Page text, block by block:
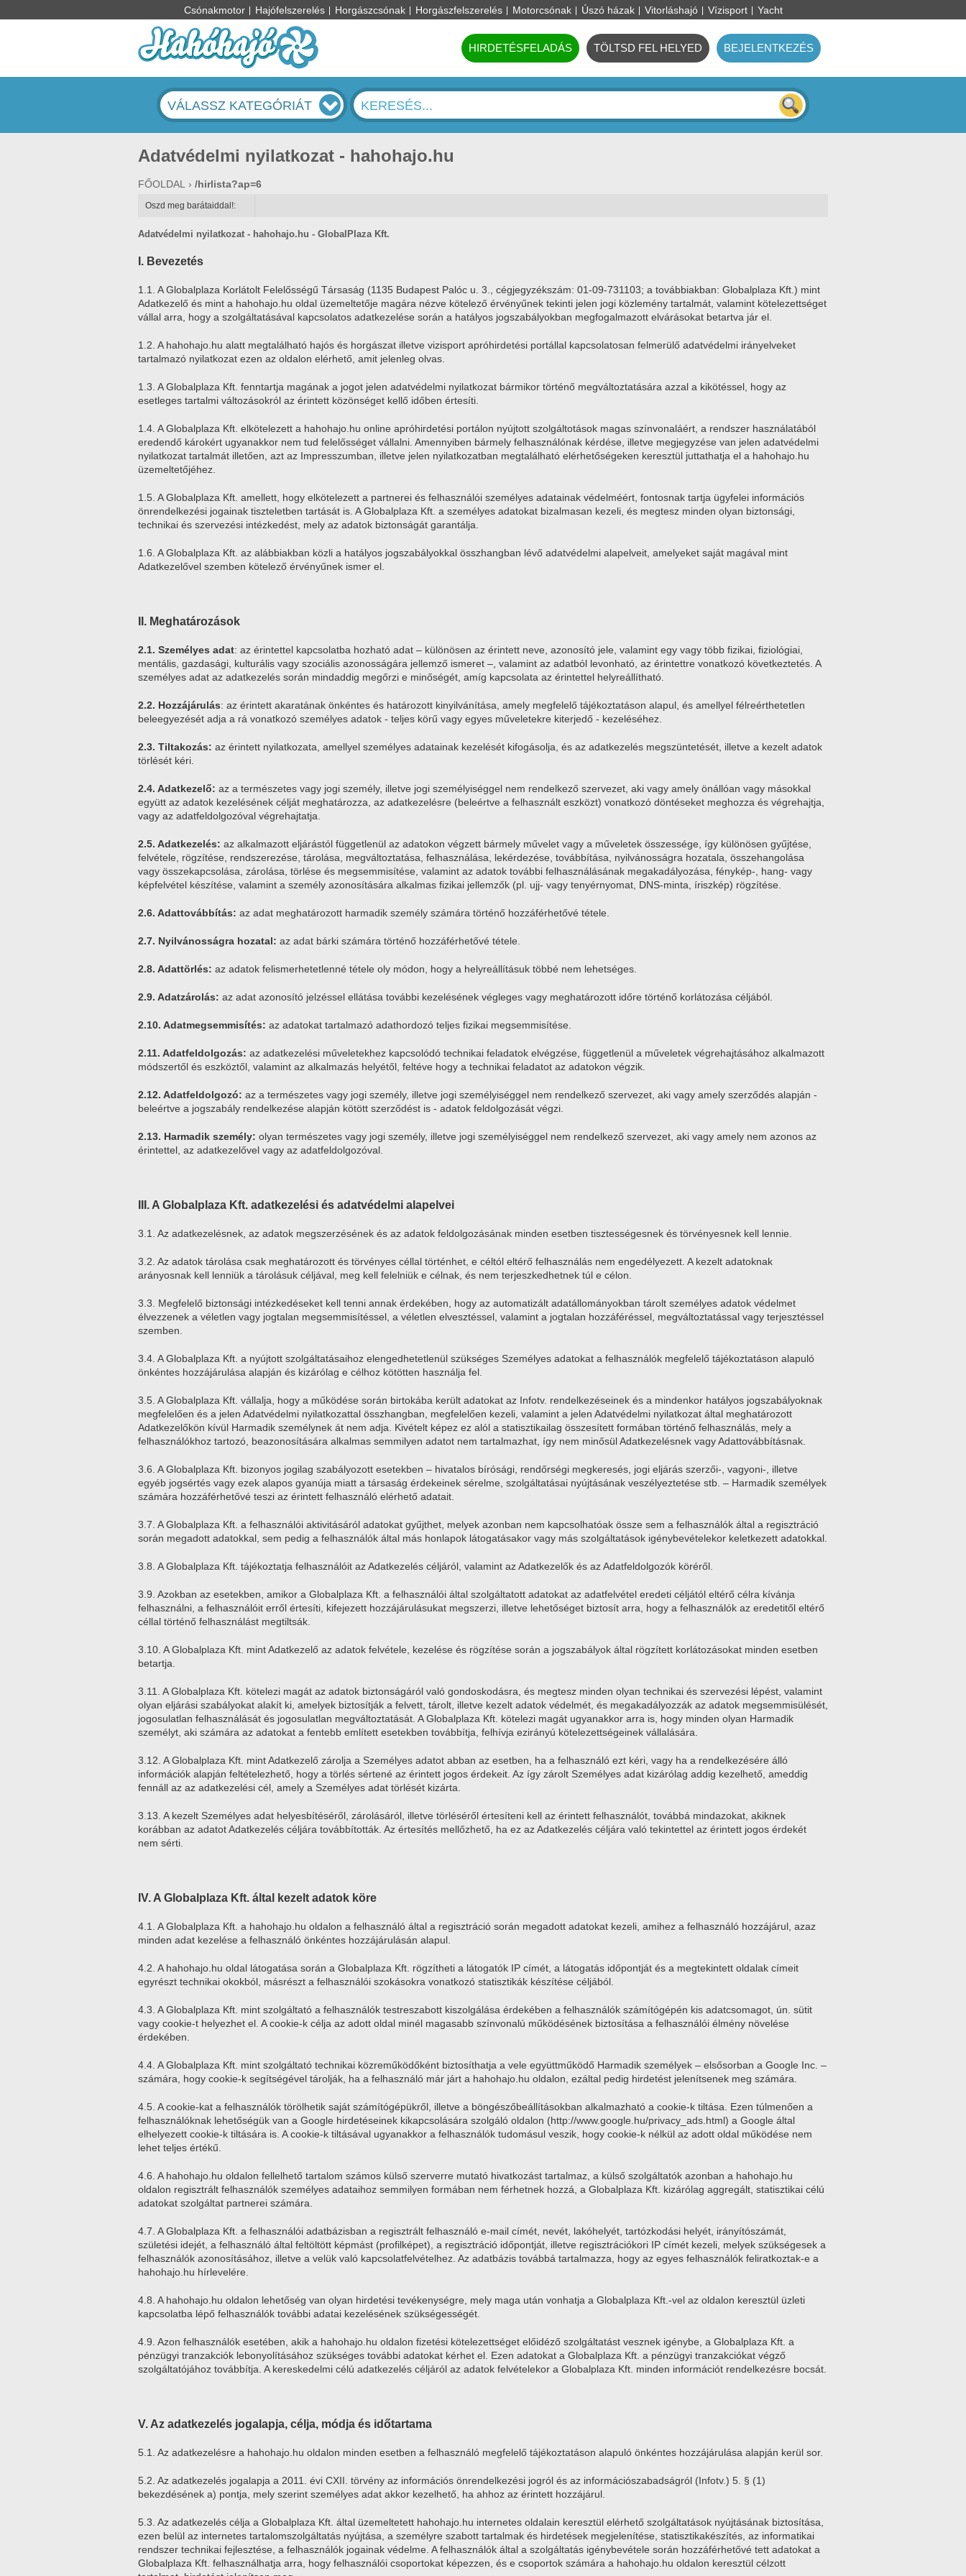
Csónakmotor Hajófelszerelés Horgászcsónak Horgászfelszerelés Motorcsónak Úszó házak Vitorláshajó Vízisport Yacht
HIRDETÉSFELADÁS TÖLTSD FEL HELYED BEJELENTKEZÉS
VÁLASSZ KATEGÓRIÁT
Adatvédelmi nyilatkozat - hahohajo.hu
FŐOLDAL /hirlista?ap=6
Oszd meg barátaiddal!:
Adatvédelmi nyilatkozat - hahohajo.hu - GlobalPlaza Kft.
I. Bevezetés
1.1. A Globalplaza Korlátolt Felelősségű Társaság (1135 Budapest Palóc u. 3., cégjegyzékszám: 01-09-731103; a továbbiakban: Globalplaza Kft.) mint
Adatkezelő és mint a hahohajo.hu oldal üzemeltetője magára nézve kötelező érvényűnek tekinti jelen jogi közlemény tartalmát, valamint kötelezettséget
vállal arra, hogy a szolgáltatásával kapcsolatos adatkezelése során a hatályos jogszabályokban megfogalmazott elvárásokat betartva jár el.
1.2. A hahohajo.hu alatt megtalálható hajós és horgászat illetve vizisport apróhirdetési portállal kapcsolatosan felmerülő adatvédelmi irányelveket
tartalmazó nyilatkozat ezen az oldalon elérhető, amit jelenleg olvas.
1.3. A Globalplaza Kft. fenntartja magának a jogot jelen adatvédelmi nyilatkozat bármikor történő megváltoztatására azzal a kikötéssel, hogy az
esetleges tartalmi változásokról az érintett közönséget kellő időben értesíti.
1.4. A Globalplaza Kft. elkötelezett a hahohajo.hu online apróhirdetési portálon nyújtott szolgáltotások magas színvonaláért, a rendszer használatából
eredendő károkért ugyanakkor nem tud felelősséget vállalni. Amennyiben bármely felhasználónak kérdése, illetve megjegyzése van jelen adatvédelmi
nyilatkozat tartalmát illetően, azt az Impresszumban, illetve jelen nyilatkozatban megtalálható elérhetőségeken keresztül juttathatja el a hahohajo.hu
üzemeltetőjéhez.
1.5. A Globalplaza Kft. amellett, hogy elkötelezett a partnerei és felhasználói személyes adatainak védelméért, fontosnak tartja ügyfelei információs
önrendelkezési jogainak tiszteletben tartását is. A Globalplaza Kft. a személyes adatokat bizalmasan kezeli, és megtesz minden olyan biztonsági,
technikai és szervezési intézkedést, mely az adatok biztonságát garantálja.
1.6. A Globalplaza Kft. az alábbiakban közli a hatályos jogszabályokkal összhangban lévő adatvédelmi alapelveit, amelyeket saját magával mint
Adatkezelővel szemben kötelező érvényűnek ismer el.
II. Meghatározások
2.1. Személyes adat: az érintettel kapcsolatba hozható adat – különösen az érintett neve, azonosító jele, valamint egy vagy több fizikai, fiziológiai,
mentális, gazdasági, kulturális vagy szociális azonosságára jellemző ismeret –, valamint az adatból levonható, az érintettre vonatkozó következtetés. A
személyes adat az adatkezelés során mindaddig megőrzi e minőségét, amíg kapcsolata az érintettel helyreállítható.
2.2. Hozzájárulás: az érintett akaratának önkéntes és határozott kinyilvánítása, amely megfelelő tájékoztatáson alapul, és amellyel félreérthetetlen
beleegyezését adja a rá vonatkozó személyes adatok - teljes körű vagy egyes műveletekre kiterjedő - kezeléséhez.
2.3. Tiltakozás: az érintett nyilatkozata, amellyel személyes adatainak kezelését kifogásolja, és az adatkezelés megszüntetését, illetve a kezelt adatok
törlését kéri.
2.4. Adatkezelő: az a természetes vagy jogi személy, illetve jogi személyiséggel nem rendelkező szervezet, aki vagy amely önállóan vagy másokkal
együtt az adatok kezelésének célját meghatározza, az adatkezelésre (beleértve a felhasznált eszközt) vonatkozó döntéseket meghozza és végrehajtja,
vagy az adatfeldolgozóval végrehajtatja.
2.5. Adatkezelés: az alkalmazott eljárástól függetlenül az adatokon végzett bármely művelet vagy a műveletek összessége, így különösen gyűjtése,
felvétele, rögzítése, rendszerezése, tárolása, megváltoztatása, felhasználása, lekérdezése, továbbítása, nyilvánosságra hozatala, összehangolása
vagy összekapcsolása, zárolása, törlése és megsemmisítése, valamint az adatok további felhasználásának megakadályozása, fénykép-, hang- vagy
képfelvétel készítése, valamint a személy azonosítására alkalmas fizikai jellemzők (pl. ujj- vagy tenyérnyomat, DNS-minta, íriszkép) rögzítése.
2.6. Adattovábbítás: az adat meghatározott harmadik személy számára történő hozzáférhetővé tétele.
2.7. Nyilvánosságra hozatal: az adat bárki számára történő hozzáférhetővé tétele.
2.8. Adattörlés: az adatok felismerhetetlenné tétele oly módon, hogy a helyreállításuk többé nem lehetséges.
2.9. Adatzárolás: az adat azonosító jelzéssel ellátása további kezelésének végleges vagy meghatározott időre történő korlátozása céljából.
2.10. Adatmegsemmisítés: az adatokat tartalmazó adathordozó teljes fizikai megsemmisítése.
2.11. Adatfeldolgozás: az adatkezelési műveletekhez kapcsolódó technikai feladatok elvégzése, függetlenül a műveletek végrehajtásához alkalmazott
módszertől és eszköztől, valamint az alkalmazás helyétől, feltéve hogy a technikai feladatot az adatokon végzik.
2.12. Adatfeldolgozó: az a természetes vagy jogi személy, illetve jogi személyiséggel nem rendelkező szervezet, aki vagy amely szerződés alapján -
beleértve a jogszabály rendelkezése alapján kötött szerződést is - adatok feldolgozását végzi.
2.13. Harmadik személy: olyan természetes vagy jogi személy, illetve jogi személyiséggel nem rendelkező szervezet, aki vagy amely nem azonos az
érintettel, az adatkezelővel vagy az adatfeldolgozóval.
III. A Globalplaza Kft. adatkezelési és adatvédelmi alapelvei
3.1. Az adatkezelésnek, az adatok megszerzésének és az adatok feldolgozásának minden esetben tisztességesnek és törvényesnek kell lennie.
3.2. Az adatok tárolása csak meghatározott és törvényes céllal történhet, e céltól eltérő felhasználás nem engedélyezett. A kezelt adatoknak
arányosnak kell lenniük a tárolásuk céljával, meg kell felelniük e célnak, és nem terjeszkedhetnek túl e célon.
3.3. Megfelelő biztonsági intézkedéseket kell tenni annak érdekében, hogy az automatizált adatállományokban tárolt személyes adatok védelmet
élvezzenek a véletlen vagy jogtalan megsemmisítéssel, a véletlen elvesztéssel, valamint a jogtalan hozzáféréssel, megváltoztatással vagy terjesztéssel
szemben.
3.4. A Globalplaza Kft. a nyújtott szolgáltatásaihoz elengedhetetlenül szükséges Személyes adatokat a felhasználók megfelelő tájékoztatáson alapuló
önkéntes hozzájárulása alapján és kizárólag e célhoz kötötten használja fel.
3.5. A Globalplaza Kft. vállalja, hogy a működése során birtokába került adatokat az Infotv. rendelkezéseinek és a mindenkor hatályos jogszabályoknak
megfelelően és a jelen Adatvédelmi nyilatkozattal összhangban, megfelelően kezeli, valamint a jelen Adatvédelmi nyilatkozat által meghatározott
Adatkezelőkön kívül Harmadik személynek át nem adja. Kivételt képez ez alól a statisztikailag összesített formában történő felhasználás, mely a
felhasználókhoz tartozó, beazonosítására alkalmas semmilyen adatot nem tartalmazhat, így nem minősül Adatkezelésnek vagy Adattovábbításnak.
3.6. A Globalplaza Kft. bizonyos jogilag szabályozott esetekben – hivatalos bírósági, rendőrségi megkeresés, jogi eljárás szerzői-, vagyoni-, illetve
egyéb jogsértés vagy ezek alapos gyanúja miatt a társaság érdekeinek sérelme, szolgáltatásai nyújtásának veszélyeztetése stb. – Harmadik személyek
számára hozzáférhetővé teszi az érintett felhasználó elérhető adatait.
3.7. A Globalplaza Kft. a felhasználói aktivitásáról adatokat gyűjthet, melyek azonban nem kapcsolhatóak össze sem a felhasználók által a regisztráció
során megadott adatokkal, sem pedig a felhasználók által más honlapok látogatásakor vagy más szolgáltatások igénybevételekor keletkezett adatokkal.
3.8. A Globalplaza Kft. tájékoztatja felhasználóit az Adatkezelés céljáról, valamint az Adatkezelők és az Adatfeldolgozók köréről.
3.9. Azokban az esetekben, amikor a Globalplaza Kft. a felhasználói által szolgáltatott adatokat az adatfelvétel eredeti céljától eltérő célra kívánja
felhasználni, a felhasználóit erről értesíti, kifejezett hozzájárulásukat megszerzi, illetve lehetőséget biztosít arra, hogy a felhasználók az eredetitől eltérő
céllal történő felhasználást megtiltsák.
3.10. A Globalplaza Kft. mint Adatkezelő az adatok felvétele, kezelése és rögzítése során a jogszabályok által rögzített korlátozásokat minden esetben
betartja.
3.11. A Globalplaza Kft. kötelezi magát az adatok biztonságáról való gondoskodásra, és megtesz minden olyan technikai és szervezési lépést, valamint
olyan eljárási szabályokat alakít ki, amelyek biztosítják a felvett, tárolt, illetve kezelt adatok védelmét, és megakadályozzák az adatok megsemmisülését,
jogosulatlan felhasználását és jogosulatlan megváltoztatását. A Globalplaza Kft. kötelezi magát ugyanakkor arra is, hogy minden olyan Harmadik
személyt, aki számára az adatokat a fentebb említett esetekben továbbítja, felhívja ezirányú kötelezettségeinek vállalására.
3.12. A Globalplaza Kft. mint Adatkezelő zárolja a Személyes adatot abban az esetben, ha a felhasználó ezt kéri, vagy ha a rendelkezésére álló
információk alapján feltételezhető, hogy a törlés sértené az érintett jogos érdekeit. Az így zárolt Személyes adat kizárólag addig kezelhető, ameddig
fennáll az az adatkezelési cél, amely a Személyes adat törlését kizárta.
3.13. A kezelt Személyes adat helyesbítéséről, zárolásáról, illetve törléséről értesíteni kell az érintett felhasználót, továbbá mindazokat, akiknek
korábban az adatot Adatkezelés céljára továbbították. Az értesítés mellőzhető, ha ez az Adatkezelés céljára való tekintettel az érintett jogos érdekét
nem sérti.
IV. A Globalplaza Kft. által kezelt adatok köre
4.1. A Globalplaza Kft. a hahohajo.hu oldalon a felhasználó által a regisztráció során megadott adatokat kezeli, amihez a felhasználó hozzájárul, azaz
minden adat kezelése a felhasználó önkéntes hozzájárulásán alapul.
4.2. A hahohajo.hu oldal látogatása során a Globalplaza Kft. rögzítheti a látogatók IP címét, a látogatás időpontját és a megtekintett oldalak címeit
egyrészt technikai okokból, másrészt a felhasználói szokásokra vonatkozó statisztikák készítése céljából.
4.3. A Globalplaza Kft. mint szolgáltató a felhasználók testreszabott kiszolgálása érdekében a felhasználók számítógépén kis adatcsomagot, ún. sütit
vagy cookie-t helyezhet el. A cookie-k célja az adott oldal minél magasabb színvonalú működésének biztosítása a felhasználói élmény növelése
érdekében.
4.4. A Globalplaza Kft. mint szolgáltató technikai közreműködőként biztosíthatja a vele együttműködő Harmadik személyek – elsősorban a Google Inc. –
számára, hogy cookie-k segítségével tárolják, ha a felhasználó már járt a hahohajo.hu oldalon, ezáltal pedig hirdetést jelenítsenek meg számára.
4.5. A cookie-kat a felhasználók törölhetik saját számítógépükről, illetve a böngészőbeállításokban alkalmazható a cookie-k tiltása. Ezen túlmenően a
felhasználóknak lehetőségük van a Google hirdetéseinek kikapcsolására szolgáló oldalon (http://www.google.hu/privacy_ads.html) a Google által
elhelyezett cookie-k tiltására is. A cookie-k tiltásával ugyanakkor a felhasználók tudomásul veszik, hogy cookie-k nélkül az adott oldal működése nem
lehet teljes értékű.
4.6. A hahohajo.hu oldalon fellelhető tartalom számos külső szerverre mutató hivatkozást tartalmaz, a külső szolgáltatók azonban a hahohajo.hu
oldalon regisztrált felhasználók személyes adataihoz semmilyen formában nem férhetnek hozzá, a Globalplaza Kft. kizárólag aggregált, statisztikai célú
adatokat szolgáltat partnerei számára.
4.7. A Globalplaza Kft. a felhasználói adatbázisban a regisztrált felhasználó e-mail címét, nevét, lakóhelyét, tartózkodási helyét, irányítószámát,
születési idejét, a felhasználó által feltöltött képmást (profilképet), a regisztráció időpontját, illetve regisztrációkori IP címét kezeli, melyek szükségesek a
felhasználók azonosításához, illetve a velük való kapcsolatfelvételhez. Az adatbázis továbbá tartalmazza, hogy az egyes felhasználók feliratkoztak-e a
hahohajo.hu hírlevelére.
4.8. A hahohajo.hu oldalon lehetőség van olyan hirdetési tevékenységre, mely maga után vonhatja a Globalplaza Kft.-vel az oldalon keresztül üzleti
kapcsolatba lépő felhasználók további adatai kezelésének szükségességét.
4.9. Azon felhasználók esetében, akik a hahohajo.hu oldalon fizetési kötelezettséget előidéző szolgáltatást vesznek igénybe, a Globalplaza Kft. a
pénzügyi tranzakciók lebonyolításához szükséges további adatokat kérhet el. Ezen adatokat a Globalplaza Kft. a pénzügyi tranzakciókat végző
szolgáltatójához továbbítja. A kereskedelmi célú adatkezelés céljáról az adatok felvételekor a Globalplaza Kft. minden információt rendelkezésre bocsát.
V. Az adatkezelés jogalapja, célja, módja és időtartama
5.1. Az adatkezelésre a hahohajo.hu oldalon minden esetben a felhasználó megfelelő tájékoztatáson alapuló önkéntes hozzájárulása alapján kerül sor.
5.2. Az adatkezelés jogalapja a 2011. évi CXII. törvény az információs önrendelkezési jogról és az információszabadságról (Infotv.) 5. § (1)
bekezdésének a) pontja, mely szerint személyes adat akkor kezelhető, ha ahhoz az érintett hozzájárul.
5.3. Az adatkezelés célja a Globalplaza Kft. által üzemeltetett hahohajo.hu internetes oldalain keresztül elérhető szolgáltatások nyújtásának biztosítása,
ezen belül az internetes tartalomszolgáltatás nyújtása, a személyre szabott tartalmak és hirdetések megjelenítése, statisztikakészítés, az informatikai
rendszer technikai fejlesztése, a felhasználók jogainak védelme. A felhasználók által a szolgáltatás igénybevétele során hozzáférhetővé tett adatokat a
Globalplaza Kft. felhasználhatja arra, hogy felhasználói csoportokat képezzen, és e csoportok számára a hahohajo.hu oldalon keresztül célzott